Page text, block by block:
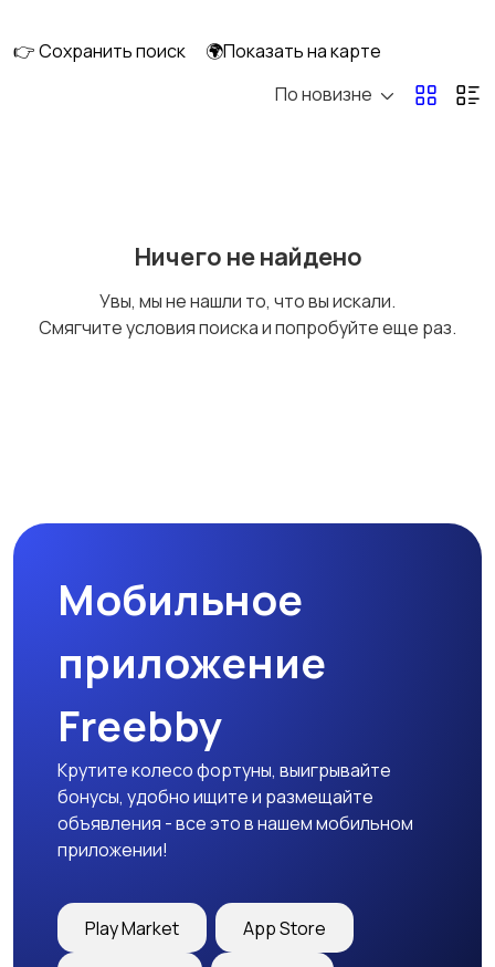
Кондиционеры и
👉 Сохранить поиск
🌍Показать на карте
По новизне
Ничего не найдено
Увы, мы не нашли то, что вы искали.
Смягчите условия поиска и попробуйте еще раз.
Мобильное
приложение
Freebby
Крутите колесо фортуны, выигрывайте
бонусы, удобно ищите и размещайте
объявления - все это в нашем мобильном
приложении!
Play Market App Store